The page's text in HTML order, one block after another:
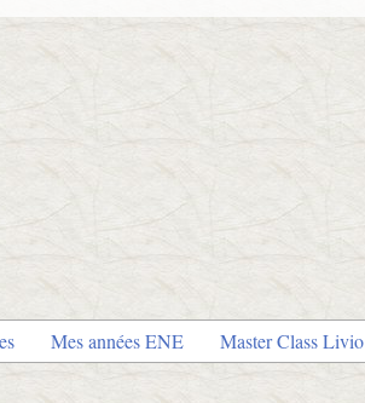
Mes années ENE Master Class Livio